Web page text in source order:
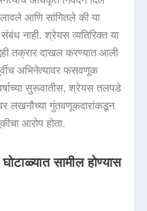
आणि सांगितले की या
नाही. श्रेयस व्यतिरिक्त या
तक्रार दाखल करण्यात आली
अभिनेत्यावर फसवणूक
सुरूवातीस, श्रेयस तलपडे
लखनौच्या गुंतवणूकदारांकडून
आरोप होता.
सामील होण्यास